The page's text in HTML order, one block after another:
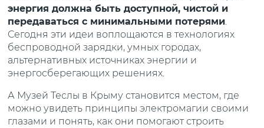
энергия должна быть доступной, чистой и
передаваться с минимальными потерями.
Сегодня эти идеи воплощаются в технологиях
беспроводной зарядки, умных городах,
альтернативных источниках энергии и
энергосберегающих решениях.
А Музей Теслы в Крыму становится местом, где
можно увидеть принципы электромагии своими
глазами и понять, как они помогают строить